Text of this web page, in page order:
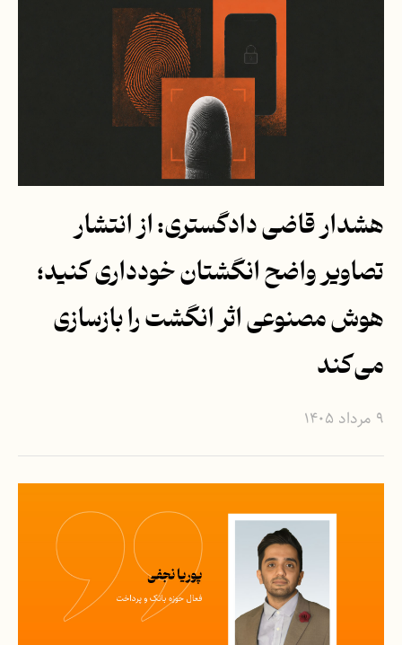
هشدار قاضی دادگستری: از انتشار
تصاویر واضح انگشتان خودداری کنید؛
هوش مصنوعی اثر انگشت را بازسازی
می‌کند
۹ مرداد ۱۴۰۵